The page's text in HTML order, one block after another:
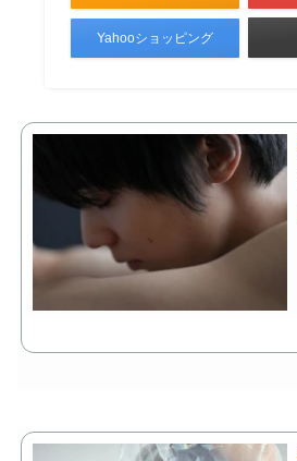
Yahooショッピング